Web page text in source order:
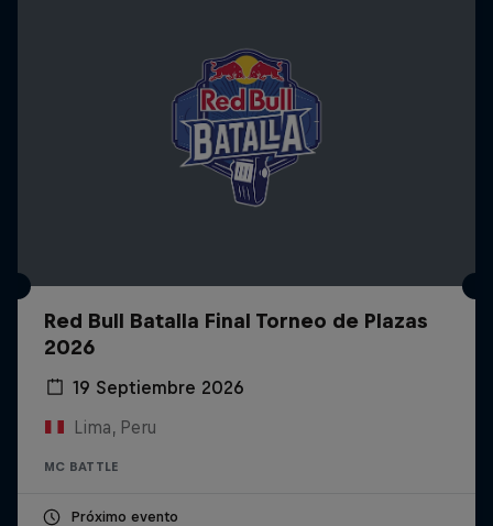
Red Bull Batalla Final Torneo de Plazas
2026
19 Septiembre 2026
Lima, Peru
MC BATTLE
Próximo evento